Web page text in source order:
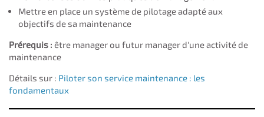
Mettre en place un système de pilotage adapté aux
objectifs de sa maintenance
Prérequis : être manager ou futur manager d'une activité de
maintenance
Détails sur : Piloter son service maintenance : les
fondamentaux